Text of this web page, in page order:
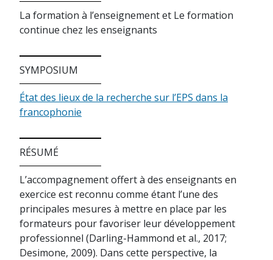
La formation à l’enseignement et Le formation
continue chez les enseignants
SYMPOSIUM
État des lieux de la recherche sur l’EPS dans la
francophonie
RÉSUMÉ
L’accompagnement offert à des enseignants en
exercice est reconnu comme étant l’une des
principales mesures à mettre en place par les
formateurs pour favoriser leur développement
professionnel (Darling-Hammond et al., 2017;
Desimone, 2009). Dans cette perspective, la